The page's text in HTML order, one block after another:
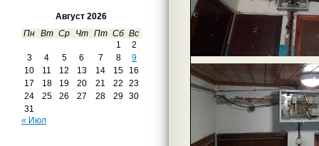
Август 2026
Пн Вт Ср Чт Пт Сб Вс
1
2
3
4 5 6 7 8
9
10
11 12 13 14 15
16
17
18 19 20 21 22
23
24
25 26 27 28 29
30
31
« Июл